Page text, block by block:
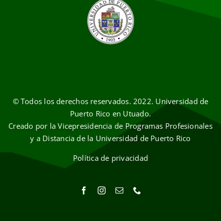
© Todos los derechos reservados. 2022. Universidad de
Puerto Rico en Utuado.
Creado por la Vicepresidencia de Programas Profesionales
y a Distancia de la Universidad de Puerto Rico
Política de privacidad